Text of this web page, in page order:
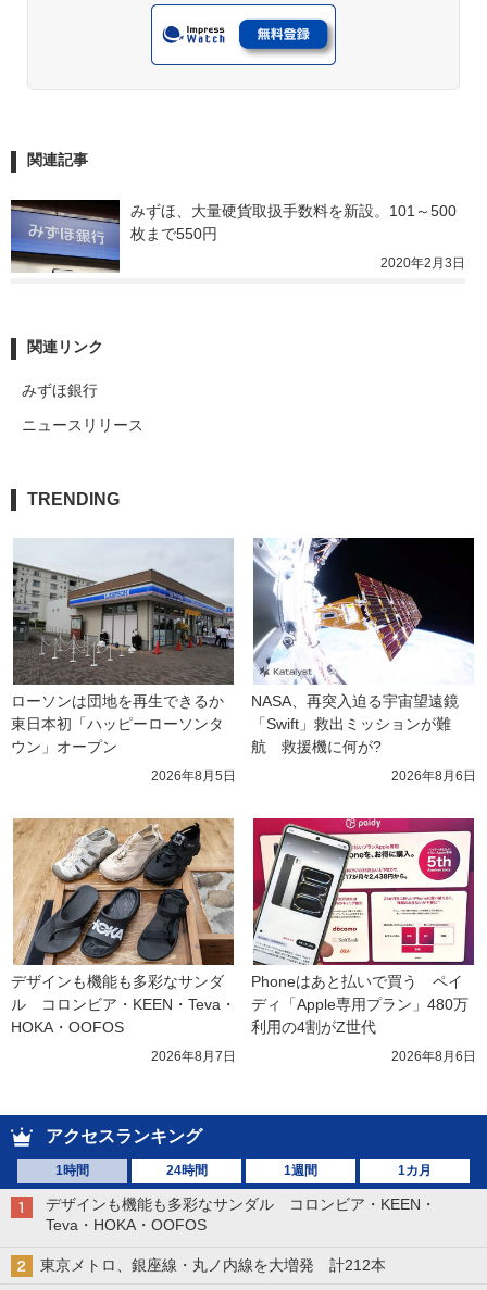
関連記事
みずほ、大量硬貨取扱手数料を新設。101～500
枚まで550円
2020年2月3日
関連リンク
みずほ銀行
ニュースリリース
TRENDING
ローソンは団地を再生できるか
東日本初「ハッピーローソンタ
ウン」オープン
2026年8月5日
NASA、再突入迫る宇宙望遠鏡
「Swift」救出ミッションが難
航　救援機に何が?
2026年8月6日
デザインも機能も多彩なサンダ
ル　コロンビア・KEEN・Teva・
HOKA・OOFOS
2026年8月7日
Phoneはあと払いで買う　ペイ
ディ「Apple専用プラン」480万
利用の4割がZ世代
2026年8月6日
アクセスランキング
1時間 24時間 1週間 1カ月
デザインも機能も多彩なサンダル コロンビア・KEEN・
Teva・HOKA・OOFOS
東京メトロ、銀座線・丸ノ内線を大増発 計212本